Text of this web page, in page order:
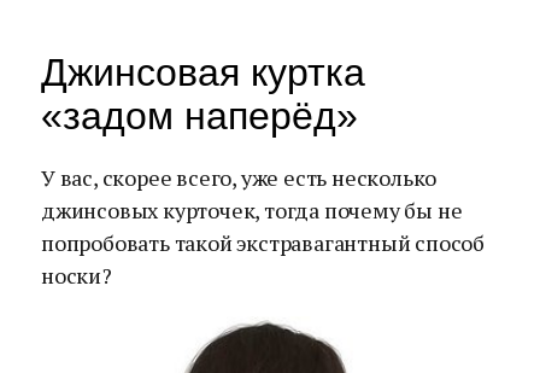
Джинсовая куртка
«задом наперёд»
У вас, скорее всего, уже есть несколько
джинсовых курточек, тогда почему бы не
попробовать такой экстравагантный способ
носки?